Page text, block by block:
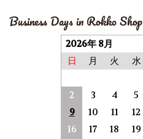
Business Days in Rokko Shop
2026年 8月
日 月 火 水
2
3 4 5
9
10 11 12
16
17 18 19